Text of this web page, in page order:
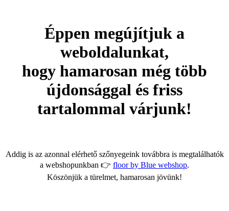
Éppen megújítjuk a
weboldalunkat,
hogy hamarosan még több
újdonsággal és friss
tartalommal várjunk!
Addig is az azonnal elérhető szőnyegeink továbbra is megtalálhatók
a webshopunkban 👉 floor by Blue webshop.
Köszönjük a türelmet, hamarosan jövünk!